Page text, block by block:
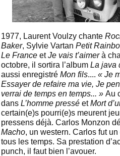
1977, Laurent Voulzy chante
Baker, Sylvie Vartan Petit
Le France etJe vais t’aimerà
octobre, il sortira l’album La java
aussi enregistré Mon fils.... « Je
Essayer de refaire ma vie, Je
verrai de temps en temps... » Au
dans L’homme pressé etMort
certain(e)s pourri(e)s meurent
pressens déjà. Carlos Monzon
Macho, un western. Carlos fut
tous les temps. Sa prestation
punch, il faut bien l’avouer.